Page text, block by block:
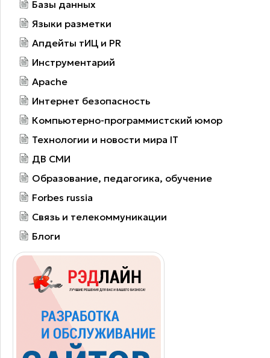
Базы данных
Языки разметки
Апдейты тИЦ и PR
Инструментарий
Apache
Интернет безопасность
Компьютерно-программистский юмор
Технологии и новости мира IT
ДВ СМИ
Образование, педагогика, обучение
Forbes russia
Связь и телекоммуникации
Блоги